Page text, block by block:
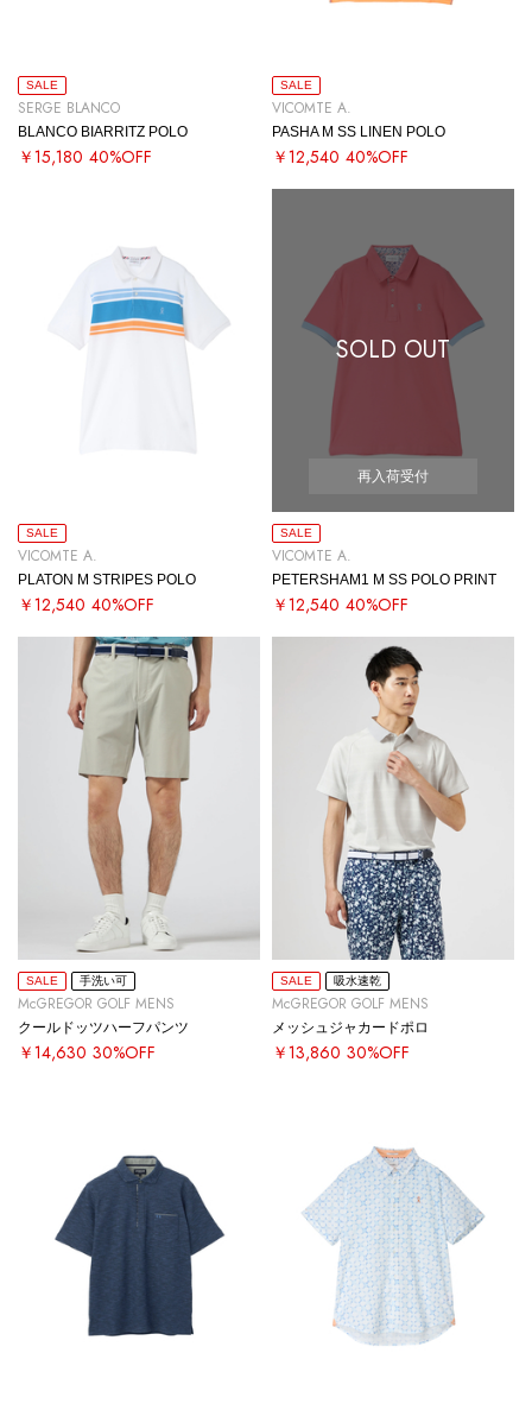
SALE
SERGE BLANCO
BLANCO BIARRITZ POLO
￥15,180 40%OFF
SALE
VICOMTE A.
PASHA M SS LINEN POLO
￥12,540 40%OFF
SALE
VICOMTE A.
PLATON M STRIPES POLO
￥12,540 40%OFF
SOLD OUT
再入荷受付
SALE
VICOMTE A.
PETERSHAM1 M SS POLO PRINT
￥12,540 40%OFF
SALE 手洗い可
McGREGOR GOLF MENS
クールドッツハーフパンツ
￥14,630 30%OFF
SALE 吸水速乾
McGREGOR GOLF MENS
メッシュジャカードポロ
￥13,860 30%OFF